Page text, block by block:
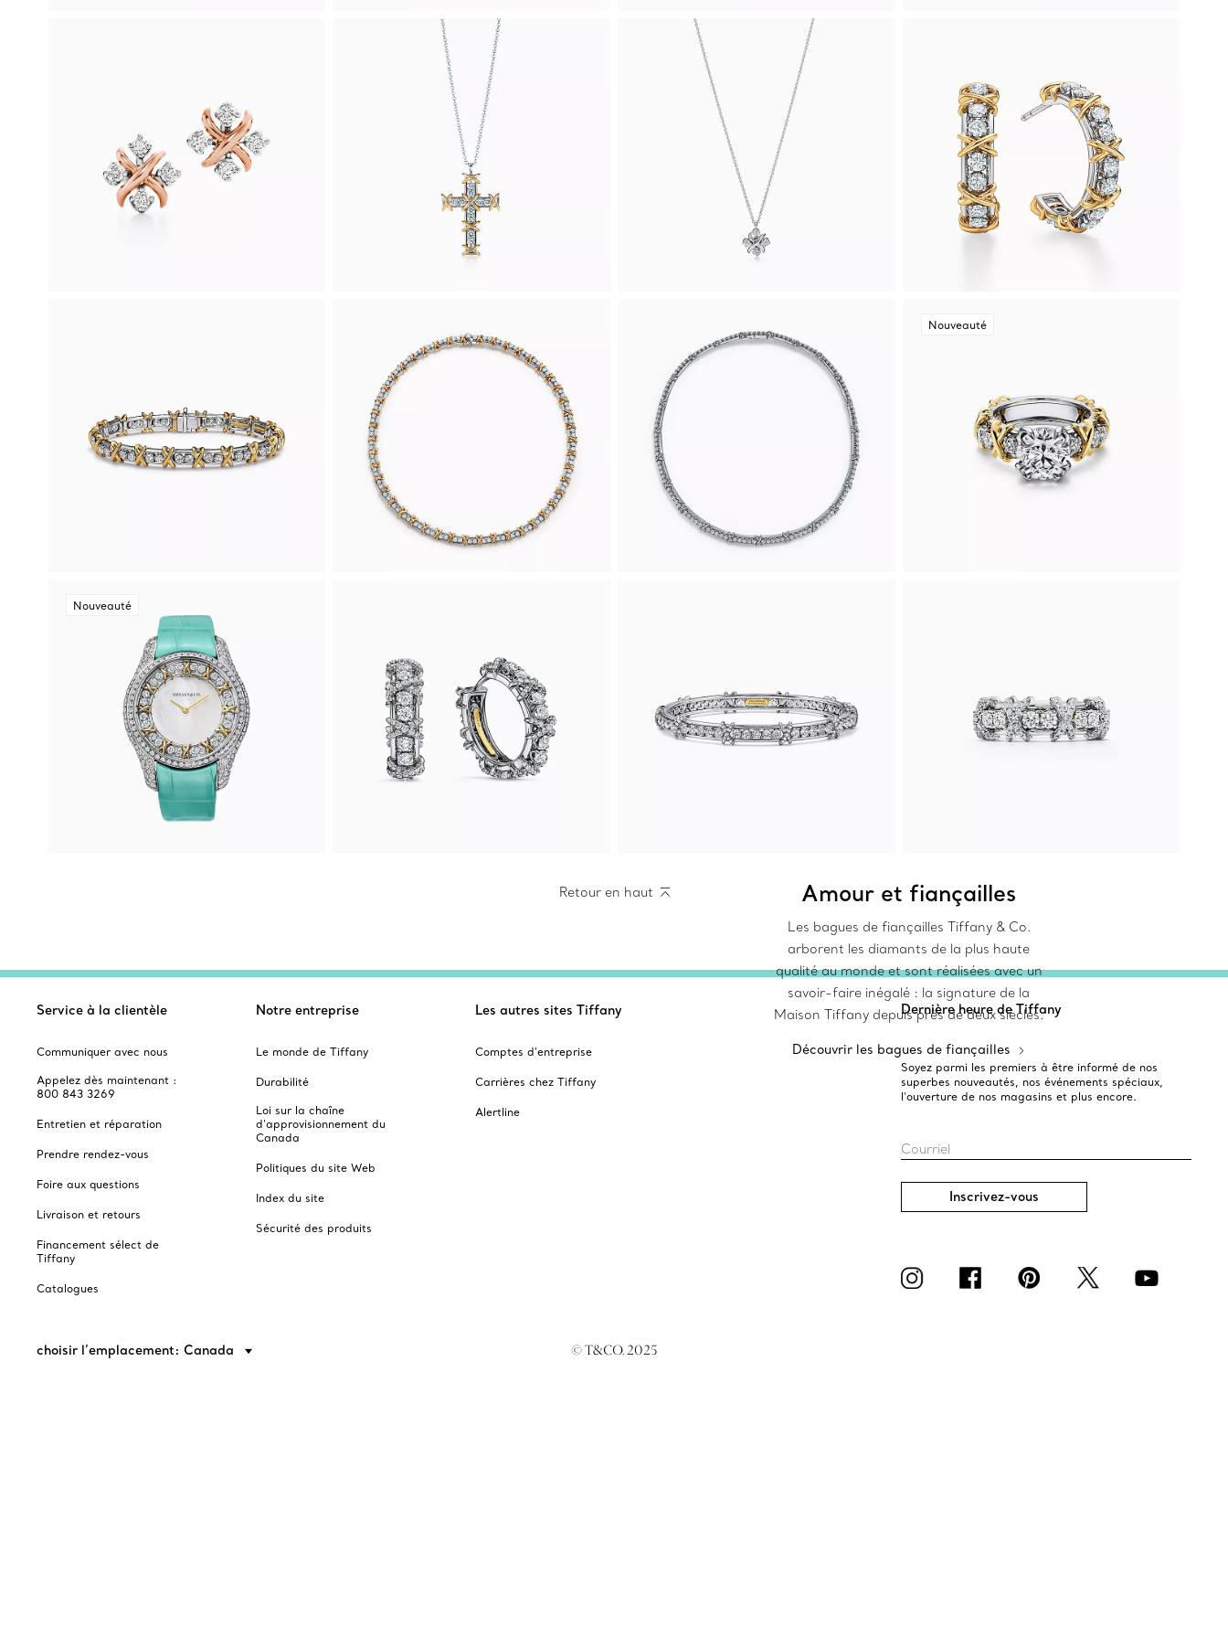
Nouveauté
Nouveauté
Retour en haut Amour et fiançailles
Les bagues de fiançailles Tiffany & Co.
arborent les diamants de la plus haute
qualité au monde et sont réalisées avec un
savoir-faire inégalé : la signature de la
Maison Tiffany depuis près de deux siècles.
Découvrir les bagues de fiançailles
Service à la clientèle
Communiquer avec nous
Appelez dès maintenant :
800 843 3269
Entretien et réparation
Prendre rendez-vous
Foire aux questions
Livraison et retours
Financement sélect de
Tiffany
Catalogues
Notre entreprise
Le monde de Tiffany
Durabilité
Loi sur la chaîne
d'approvisionnement du
Canada
Politiques du site Web
Index du site
Sécurité des produits
Les autres sites Tiffany
Comptes d’entreprise
Carrières chez Tiffany
Alertline
Dernière heure de Tiffany
Soyez parmi les premiers à être informé de nos
superbes nouveautés, nos événements spéciaux,
l’ouverture de nos magasins et plus encore.
Courriel
Inscrivez-vous
choisir l’emplacement: Canada © T&CO. 2025